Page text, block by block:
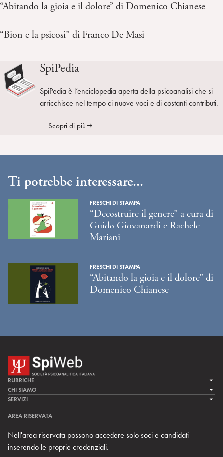
“Abitando la gioia e il dolore” di Domenico Chianese
“Bion e la psicosi” di Franco De Masi
SpiPedia
SpiPedia è l’enciclopedia aperta della psicoanalisi che si
arricchisce nel tempo di nuove voci e di costanti contributi.
Scopri di più
Ti potrebbe interessare...
FRESCHI DI STAMPA
“Decostruire il genere” a cura di
Guido Giovanardi e Rachele
Mariani
FRESCHI DI STAMPA
“Abitando la gioia e il dolore” di
Domenico Chianese
RUBRICHE
LA CURA
LA RICERCA
MULTIMEDIA
CHI SIAMO
LA SPI
TEAM DI SPIWEB
CONTATTI
RIVISTE
SERVIZI
ARCHIVIO STORICO
AREA RISERVATA
Nell'area riservata possono accedere solo soci e candidati
inserendo le proprie credenziali.